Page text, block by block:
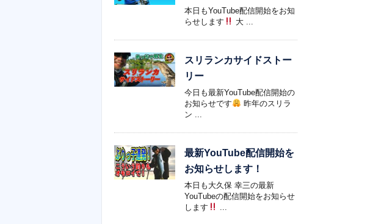
本日もYouTube配信開始をお知
らせします
大 ...
スリランカサイドストー
リー
今日も最新YouTube配信開始の
お知らせです
昨年のスリラ
ン ...
最新YouTube配信開始を
お知らせします！
本日も大久保 幸三の最新
YouTubeの配信開始をお知らせ
します
...